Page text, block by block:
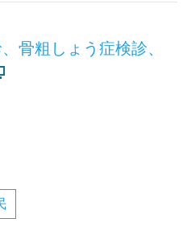
骨粗しょう症検診、